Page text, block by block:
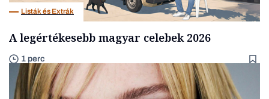
Listák és Extrák
A legértékesebb magyar celebek 2026
1 perc